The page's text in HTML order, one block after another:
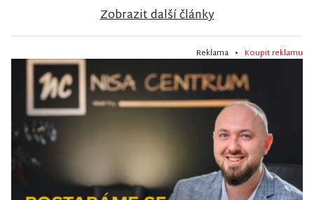
Zobrazit další články
Reklama • Koupit reklamu